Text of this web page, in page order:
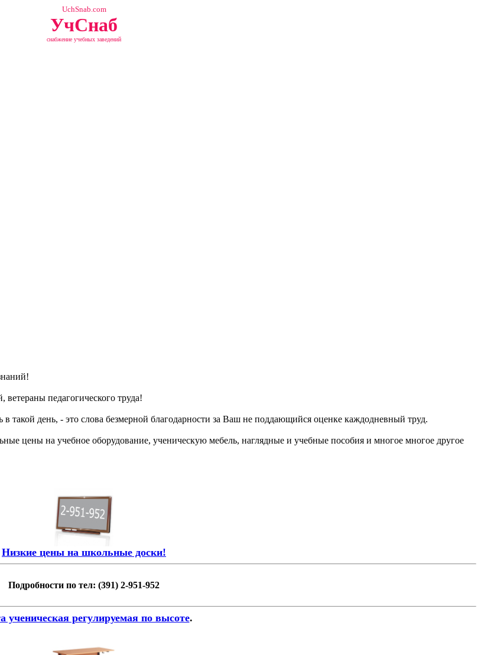
UchSnab.com
УчСнаб
снабжение учебных заведений
педагогического труда!
такой день, - это слова безмерной благодарности за Ваш не поддающийся оценке каждодневный труд.
цены на учебное оборудование, ученическую мебель, наглядные и учебные пособия и многое многое другое
Низкие цены на школьные доски!
Подробности по тел: (391) 2-951-952
ученическая регулируемая по высоте.